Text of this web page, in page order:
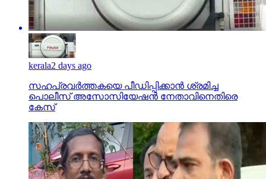
kerala2 days ago
സഹപ്രവര്‍ത്തകയെ പീഡിപ്പിക്കാന്‍ ശ്രമിച്ച
പൊലീസ് അസോസിയേഷന്‍ നേതാവിനെതിരെ
കേസ്